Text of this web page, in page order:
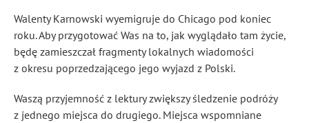
Walenty Karnowski wyemigruje do Chicago pod koniec
roku. Aby przygotować Was na to, jak wyglądało tam życie,
będę zamieszczał fragmenty lokalnych wiadomości
z okresu poprzedzającego jego wyjazd z Polski.
Waszą przyjemność z lektury zwiększy śledzenie podróży
z jednego miejsca do drugiego. Miejsca wspomniane